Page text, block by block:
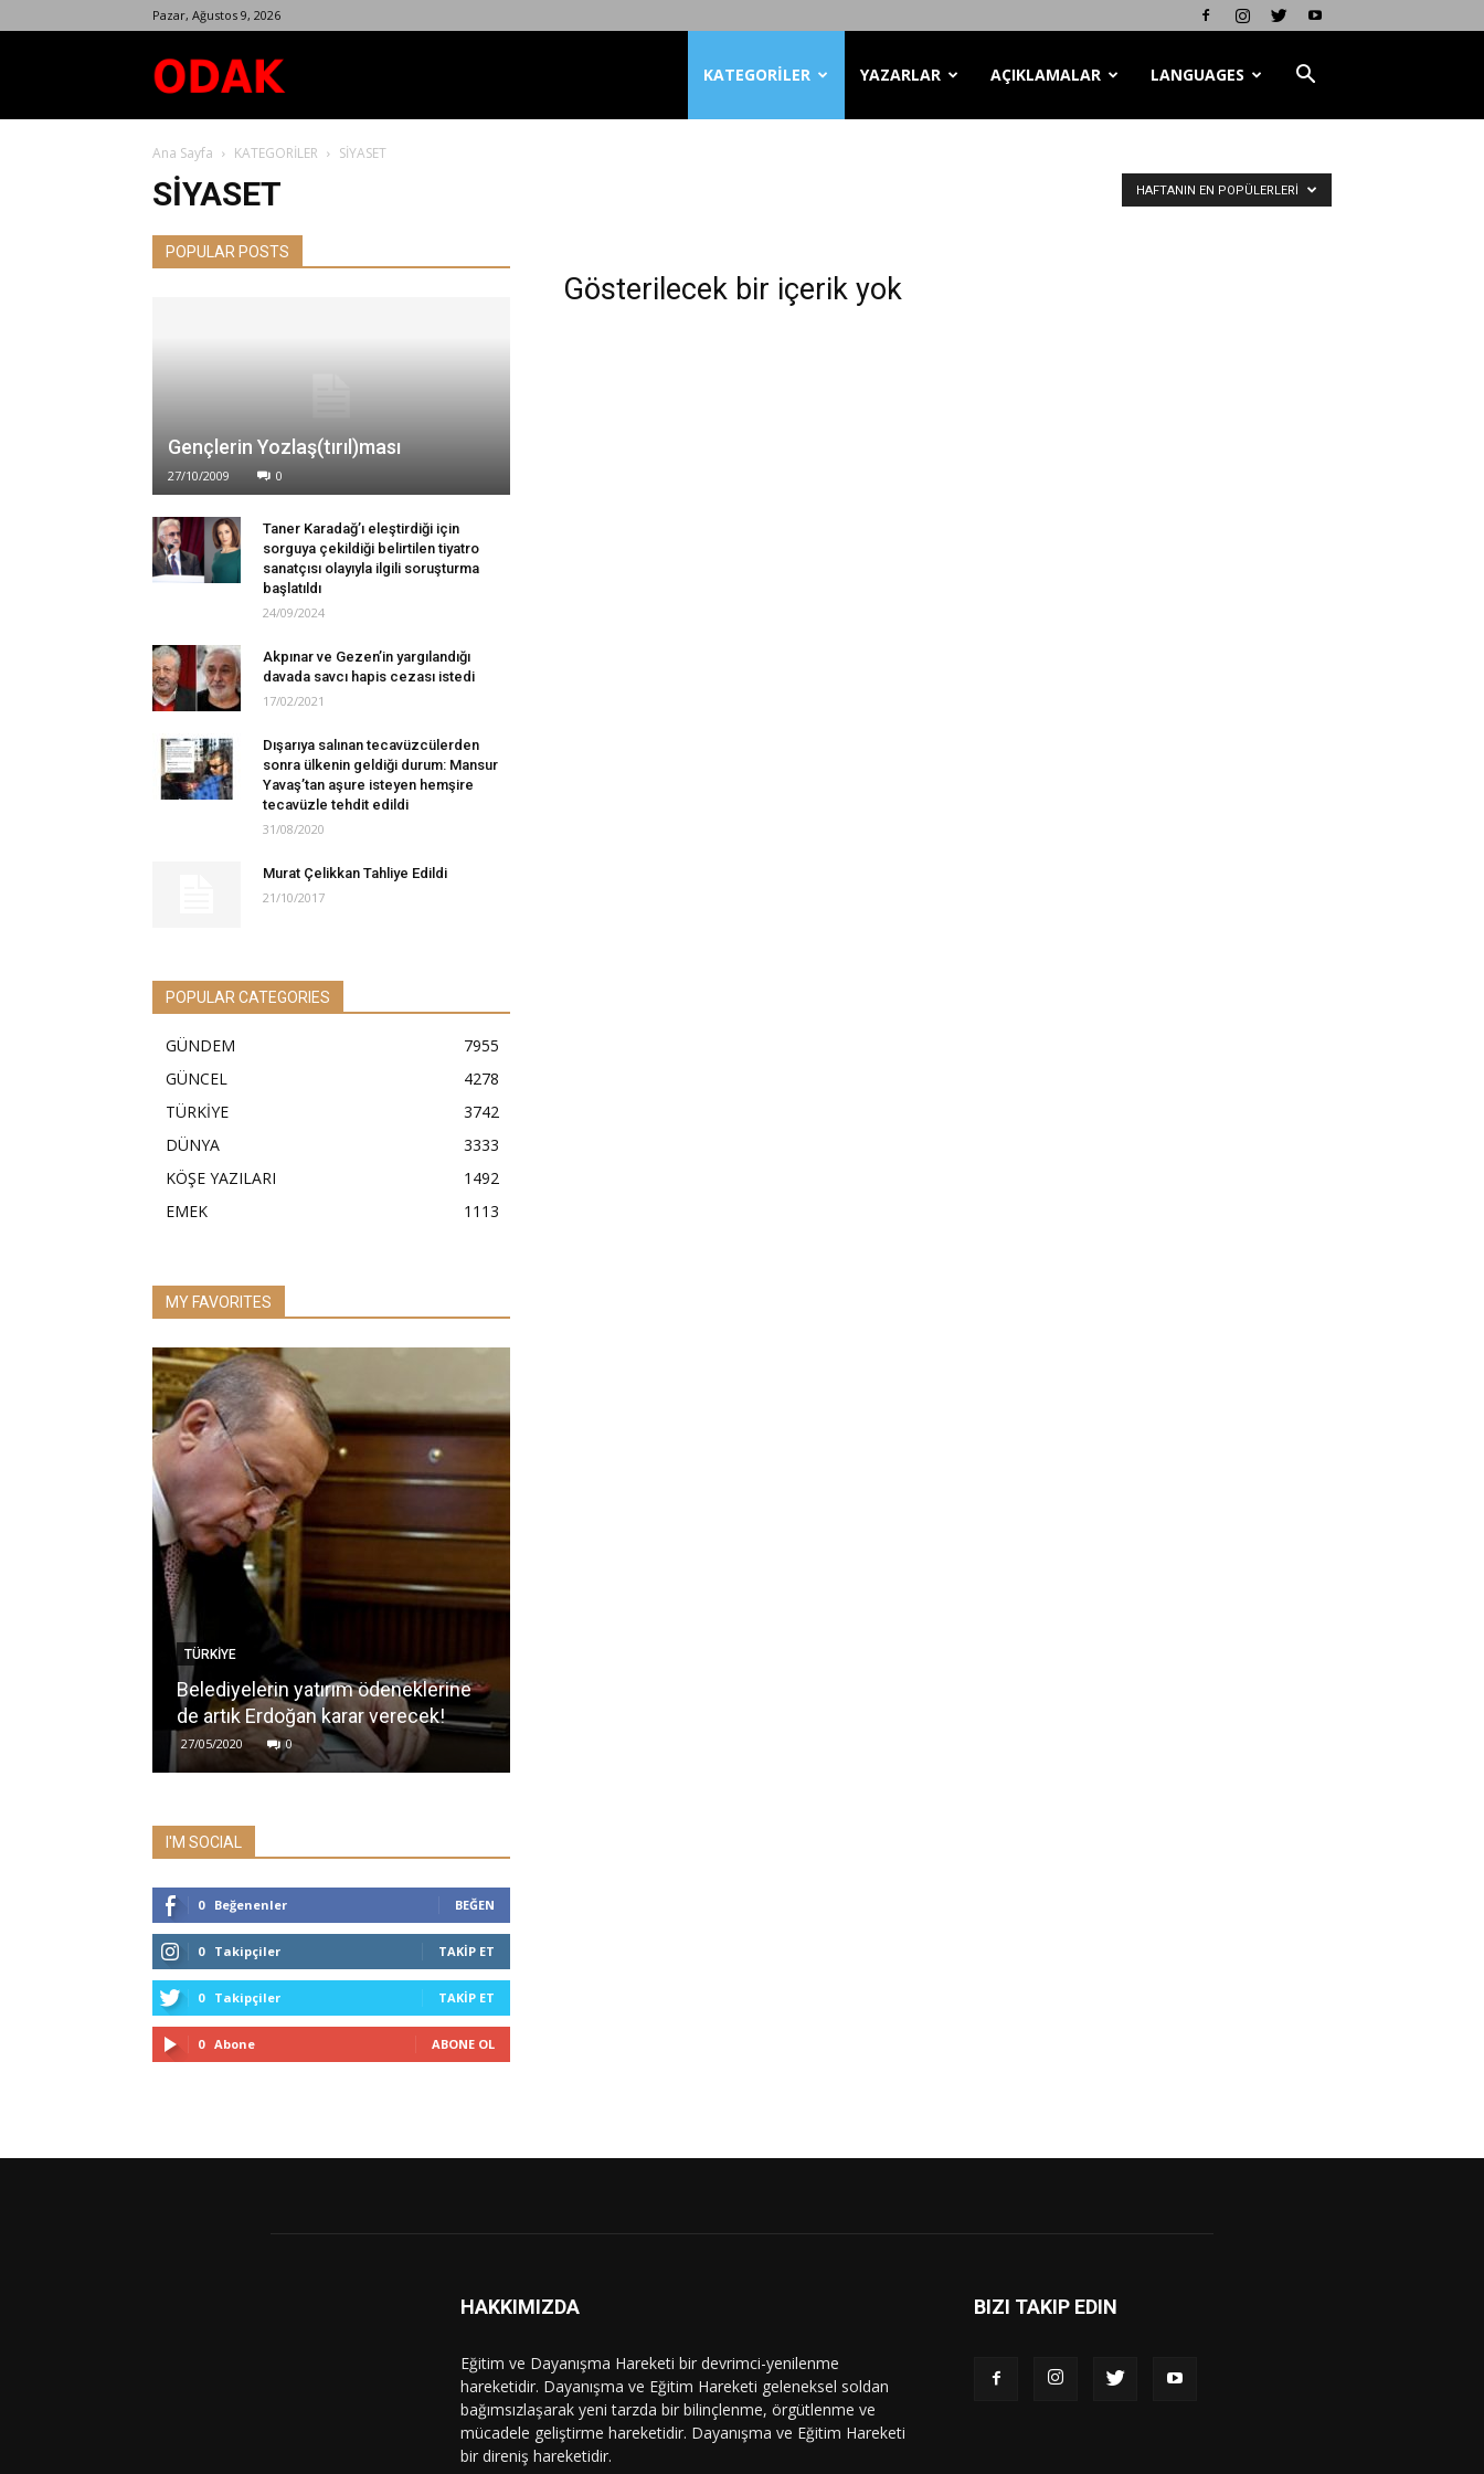
Pazar, Ağustos 9, 2026
Dergisi
KATEGORİLER YAZARLAR AÇIKLAMALAR LANGUAGES
Ana Sayfa KATEGORİLER SİYASET
SİYASET HAFTANIN EN POPÜLERLERI
Gösterilecek bir içerik yok
POPULAR POSTS
Gençlerin Yozlaş(tırıl)ması
27/10/2009 0
Taner Karadağ’ı eleştirdiği için
sorguya çekildiği belirtilen tiyatro
sanatçısı olayıyla ilgili soruşturma
başlatıldı
24/09/2024
Akpınar ve Gezen’in yargılandığı
davada savcı hapis cezası istedi
17/02/2021
Dışarıya salınan tecavüzcülerden
sonra ülkenin geldiği durum: Mansur
Yavaş’tan aşure isteyen hemşire
tecavüzle tehdit edildi
31/08/2020
Murat Çelikkan Tahliye Edildi
21/10/2017
POPULAR CATEGORIES
GÜNDEM
7955
GÜNCEL
4278
TÜRKİYE
3742
DÜNYA
3333
KÖŞE YAZILARI
1492
EMEK
1113
MY FAVORITES
TÜRKİYE
Belediyelerin yatırım ödeneklerine
de artık Erdoğan karar verecek!
27/05/2020 0
I'M SOCIAL
0 Beğenenler BEĞEN
0 Takipçiler TAKIP ET
0 Takipçiler TAKIP ET
0 Abone ABONE OL
HAKKIMIZDA
Eğitim ve Dayanışma Hareketi bir devrimci-yenilenme
hareketidir. Dayanışma ve Eğitim Hareketi geleneksel soldan
bağımsızlaşarak yeni tarzda bir bilinçlenme, örgütlenme ve
mücadele geliştirme hareketidir. Dayanışma ve Eğitim Hareketi
bir direniş hareketidir.
BIZI TAKIP EDIN